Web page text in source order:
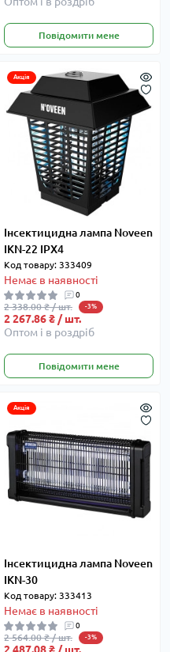
Повідомити мене
Акція
Інсектицидна лампа Noveen
IKN-22 IPX4
Код товару: 333409
Немає в наявності
0
2 338.00 ₴ / шт. -3%
2 267.86 ₴ / шт.
Оптом і в роздріб
Повідомити мене
Акція
Інсектицидна лампа Noveen
IKN-30
Код товару: 333413
Немає в наявності
0
2 564.00 ₴ / шт. -3%